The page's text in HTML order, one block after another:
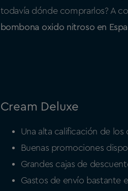
todavía dónde comprarlos? A
bombona oxido nitroso en
Cream Deluxe
Una alta calificación de los
Buenas promociones
Grandes cajas de
Gastos de envío bastante